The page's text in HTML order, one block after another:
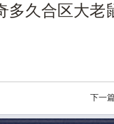
多久合区大老
下一